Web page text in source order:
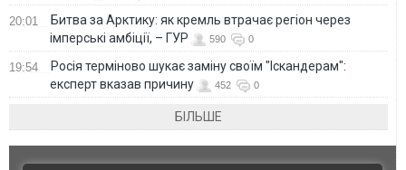
20:01
Битва за Арктику: як кремль втрачає регіон через
імперські амбіції, – ГУР
590 0
19:54
Росія терміново шукає заміну своїм "Іскандерам":
експерт вказав причину
452 0
БІЛЬШЕ